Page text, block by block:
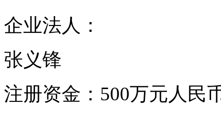
企业法人：
张义锋
注册资金： 500万元人民